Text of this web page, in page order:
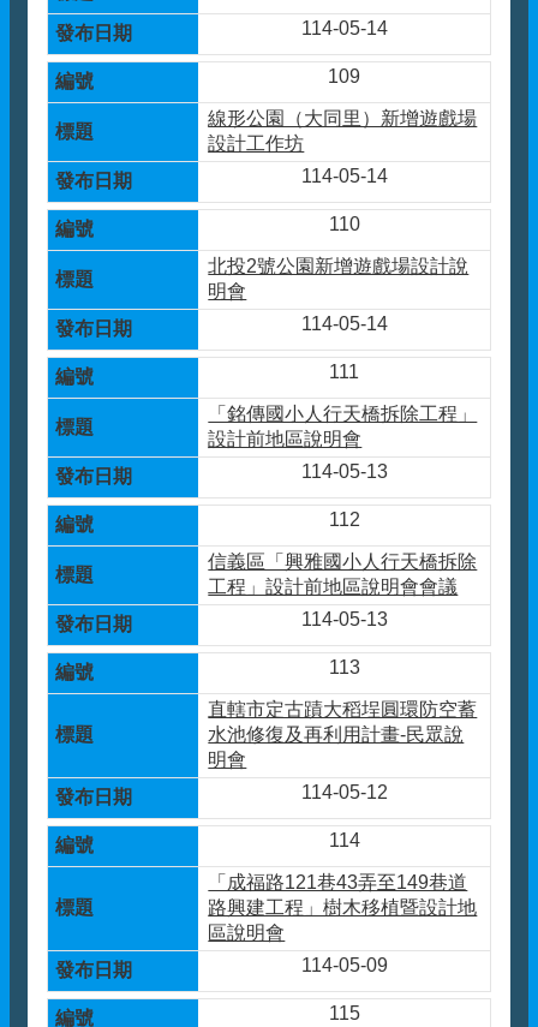
114-05-14
109
線形公園（大同里）新增遊戲場
設計工作坊
114-05-14
110
北投2號公園新增遊戲場設計說
明會
114-05-14
111
「銘傳國小人行天橋拆除工程」
設計前地區說明會
114-05-13
112
信義區「興雅國小人行天橋拆除
工程」設計前地區說明會會議
114-05-13
113
直轄市定古蹟大稻埕圓環防空蓄
水池修復及再利用計畫-民眾說
明會
114-05-12
114
「成福路121巷43弄至149巷道
路興建工程」樹木移植暨設計地
區說明會
114-05-09
115